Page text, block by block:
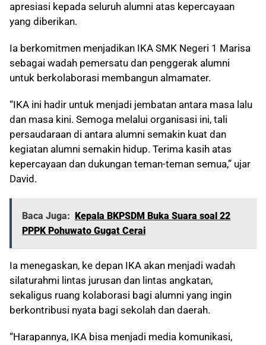
apresiasi kepada seluruh alumni atas kepercayaan
yang diberikan.
Ia berkomitmen menjadikan IKA SMK Negeri 1 Marisa
sebagai wadah pemersatu dan penggerak alumni
untuk berkolaborasi membangun almamater.
“IKA ini hadir untuk menjadi jembatan antara masa lalu
dan masa kini. Semoga melalui organisasi ini, tali
persaudaraan di antara alumni semakin kuat dan
kegiatan alumni semakin hidup. Terima kasih atas
kepercayaan dan dukungan teman-teman semua,” ujar
David.
Baca Juga: Kepala BKPSDM Buka Suara soal 22
PPPK Pohuwato Gugat Cerai
Ia menegaskan, ke depan IKA akan menjadi wadah
silaturahmi lintas jurusan dan lintas angkatan,
sekaligus ruang kolaborasi bagi alumni yang ingin
berkontribusi nyata bagi sekolah dan daerah.
“Harapannya, IKA bisa menjadi media komunikasi,